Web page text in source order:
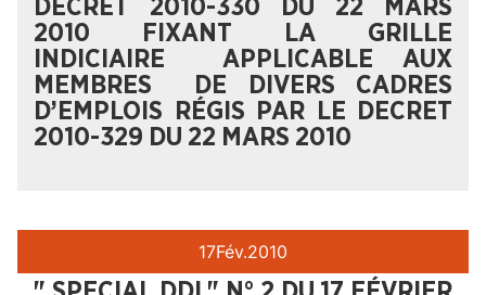
DÉCRET 2010-330 DU 22 MARS
2010 FIXANT LA GRILLE
INDICIAIRE APPLICABLE AUX
MEMBRES DE DIVERS CADRES
D’EMPLOIS RÉGIS PAR LE DECRET
2010-329 DU 22 MARS 2010
17Fév.2010